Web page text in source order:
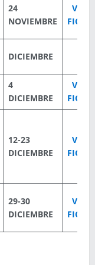
24
NOVIEMBRE
VER
FICHA
DICIEMBRE
4
DICIEMBRE
VER
FICHA
12-23
DICIEMBRE
VER
FICHA
29-30
DICIEMBRE
VER
FICHA